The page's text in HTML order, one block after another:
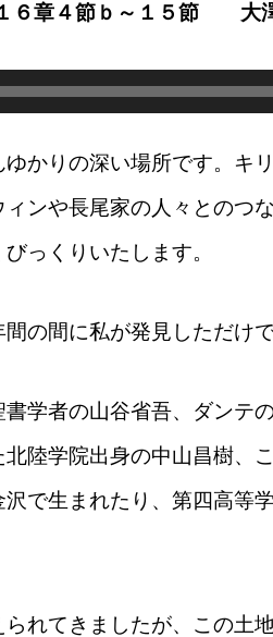
６章４節ｂ～１５節 大
かりの深い場所です。キ
ンや長尾家の人々とのつ
っくりいたします。
の間に私が発見しただけ
学者の山谷省吾、ダンテ
陸学院出身の中山昌樹、
で生まれたり、第四高等
れてきましたが、この土